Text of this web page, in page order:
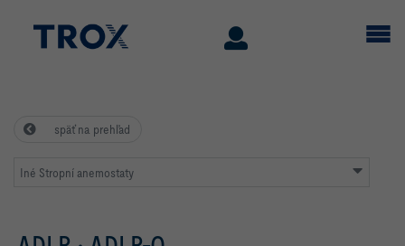
späť na prehľad
Iné Stropní anemostaty